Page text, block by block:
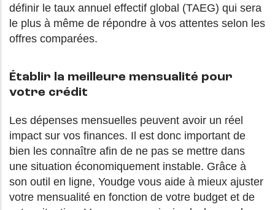
définir le taux annuel effectif global (TAEG) qui sera
le plus à même de répondre à vos attentes selon les
offres comparées.
Établir la meilleure mensualité pour
votre crédit
Les dépenses mensuelles peuvent avoir un réel
impact sur vos finances. Il est donc important de
bien les connaître afin de ne pas se mettre dans
une situation économiquement instable. Grâce à
son outil en ligne, Youdge vous aide à mieux ajuster
votre mensualité en fonction de votre budget et de